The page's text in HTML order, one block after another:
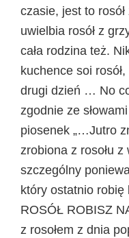
czasie, jest to
uwielbia rosół z
cała rodzina też.
kuchence soi
drugi dzień … No
zgodnie ze
piosenek „…Jutro
zrobiona z rosołu z
szczególny
który ostatnio
ROSÓŁ ROBISZ
z rosołem z dnia